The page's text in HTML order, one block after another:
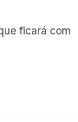
ficará com